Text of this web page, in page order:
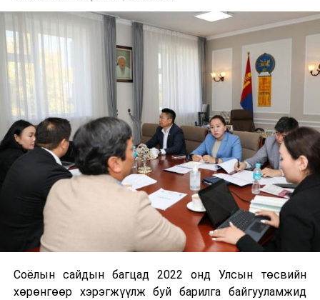
Соёлын сайдын багцад 2022 онд Улсын төсвийн
хөрөнгөөр хэрэгжүүлж буй барилга байгууламжид